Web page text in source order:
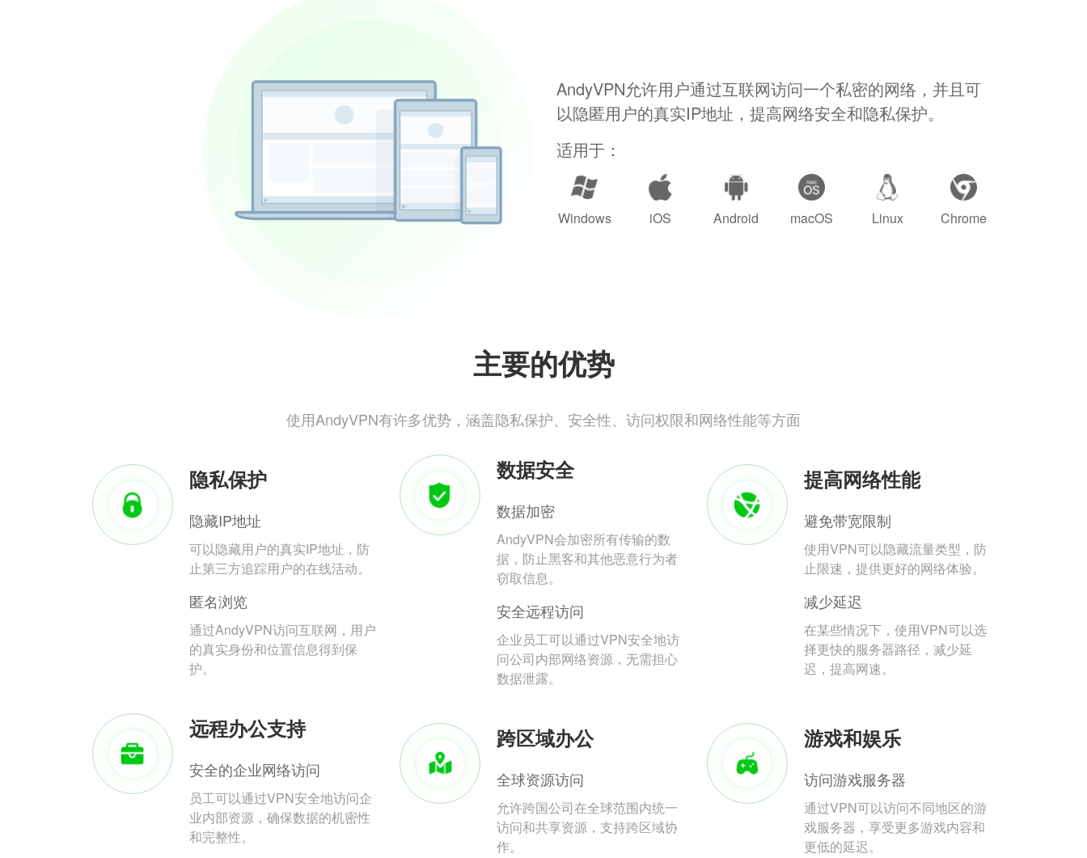
AndyVPN允许用户通过互联网访问一个私密的网络，并且可
以隐匿用户的真实IP地址，提高网络安全和隐私保护。
适用于：
Windows iOS Android macOS Linux Chrome
主要的优势
使用AndyVPN有许多优势，涵盖隐私保护、安全性、访问权限和网络性能等方面
隐私保护
隐藏IP地址
可以隐藏用户的真实IP地址，防
止第三方追踪用户的在线活动。
匿名浏览
通过AndyVPN访问互联网，用户
的真实身份和位置信息得到保
护。
数据安全
数据加密
AndyVPN会加密所有传输的数
据，防止黑客和其他恶意行为者
窃取信息。
安全远程访问
企业员工可以通过VPN安全地访
问公司内部网络资源，无需担心
数据泄露。
提高网络性能
避免带宽限制
使用VPN可以隐藏流量类型，防
止限速，提供更好的网络体验。
减少延迟
在某些情况下，使用VPN可以选
择更快的服务器路径，减少延
迟，提高网速。
远程办公支持
安全的企业网络访问
员工可以通过VPN安全地访问企
业内部资源，确保数据的机密性
和完整性。
跨区域办公
全球资源访问
允许跨国公司在全球范围内统一
访问和共享资源，支持跨区域协
作。
游戏和娱乐
访问游戏服务器
通过VPN可以访问不同地区的游
戏服务器，享受更多游戏内容和
更低的延迟。